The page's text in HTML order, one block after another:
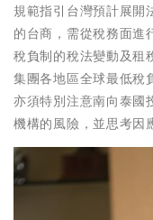
規範指引台灣預計展開
的台商，需從稅務面進
稅負制的稅法變動及租
集團各地區全球最低稅
亦須特別注意南向泰國
機構的風險，並思考因